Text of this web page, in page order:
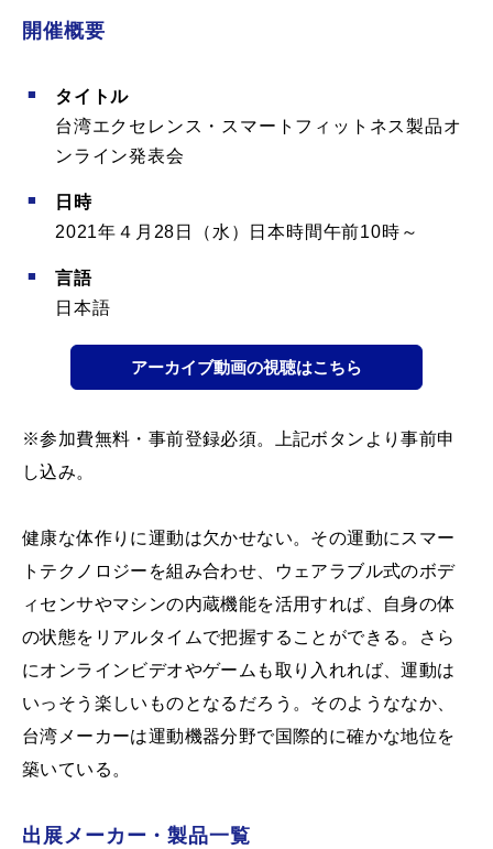
開催概要
タイトル
台湾エクセレンス・スマートフィットネス製品オ
ンライン発表会
日時
2021年４月28日（水）日本時間午前10時～
言語
日本語
アーカイブ動画の視聴はこちら
※参加費無料・事前登録必須。上記ボタンより事前申
し込み。
健康な体作りに運動は欠かせない。その運動にスマー
トテクノロジーを組み合わせ、ウェアラブル式のボデ
ィセンサやマシンの内蔵機能を活用すれば、自身の体
の状態をリアルタイムで把握することができる。さら
にオンラインビデオやゲームも取り入れれば、運動は
いっそう楽しいものとなるだろう。そのようななか、
台湾メーカーは運動機器分野で国際的に確かな地位を
築いている。
出展メーカー・製品一覧